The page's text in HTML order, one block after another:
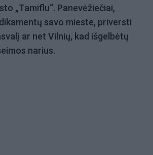
„Tamiflu“. Panevėžiečiai,
savo mieste, priversti
ar net Vilnių, kad išgelbėtų
narius.